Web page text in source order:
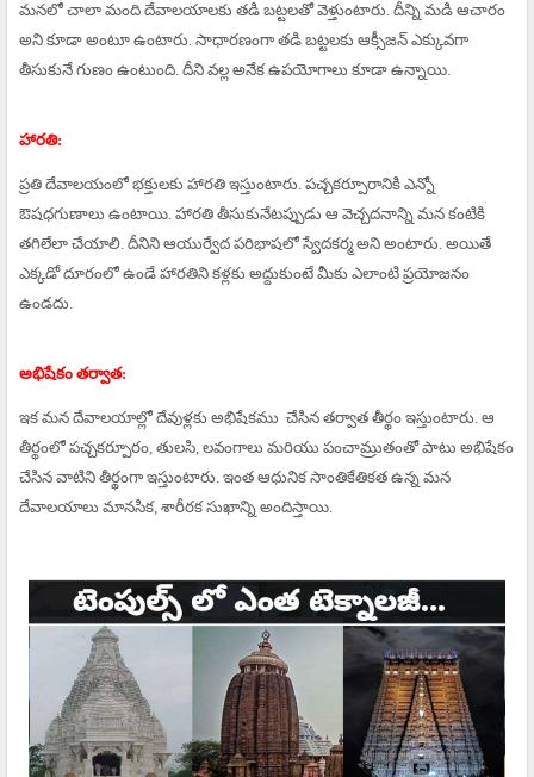
మనలో చాలా మంది దేవాలయాలకు తడి బట్టలతో వెళ్తుంటారు. దీన్ని మడి ఆచారం
అని కూడా అంటూ ఉంటారు. సాధారణంగా తడి బట్టలకు ఆక్సీజన్ ఎక్కువగా
తీసుకునే గుణం ఉంటుంది. దీని వల్ల అనేక ఉపయోగాలు కూడా ఉన్నాయి.
హారతి:
ప్రతి దేవాలయంలో భక్తులకు హారతి ఇస్తుంటారు. పచ్చకర్పూరానికి ఎన్నో
ఔషధగుణాలు ఉంటాయి. హారతి తీసుకునేటప్పుడు ఆ వెచ్చదనాన్ని మన కంటికి
తగిలేలా చేయాలి. దీనిని ఆయుర్వేద పరిభాషలో స్వేదకర్మ అని అంటారు. అయితే
ఎక్కడో దూరంలో ఉండే హారతిని కళ్లకు అద్దుకుంటే మీకు ఎలాంటి ప్రయోజనం
ఉండదు.
అభిషేకం తర్వాత:
ఇక మన దేవాలయాల్లో దేవుళ్లకు అభిషేకము చేసిన తర్వాత తీర్థం ఇస్తుంటారు. ఆ
తీర్థంలో పచ్చకర్పూరం, తులసి, లవంగాలు మరియు పంచామ్రుతంతో పాటు అభిషేకం
చేసిన వాటిని తీర్థంగా ఇస్తుంటారు. ఇంత ఆధునిక సాంతికేతికత ఉన్న మన
దేవాలయాలు మానసిక, శారీరక సుఖాన్ని అందిస్తాయి.